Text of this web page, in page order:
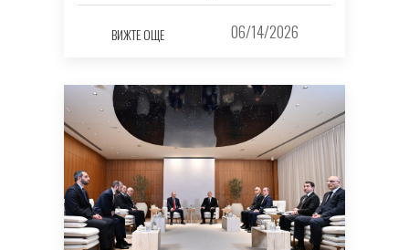
ВИЖТЕ ОЩЕ 06/14/2026